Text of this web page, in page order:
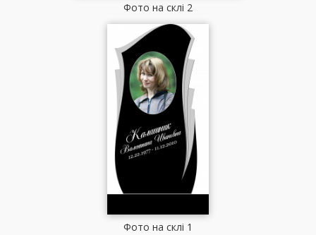
Фото на склі 2
Фото на склі 1